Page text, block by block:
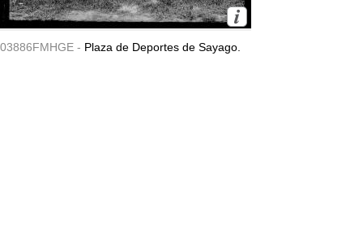
03886FMHGE - Plaza de Deportes de Sayago.